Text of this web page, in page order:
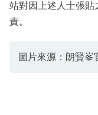
站對因上述人士張貼
責。
圖片來源：朗賢峯